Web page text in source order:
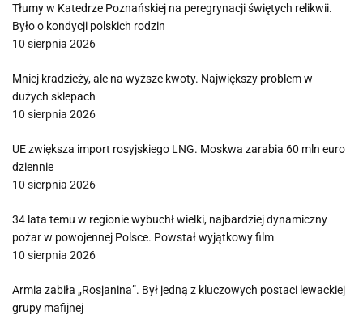
Tłumy w Katedrze Poznańskiej na peregrynacji świętych relikwii.
Było o kondycji polskich rodzin
10 sierpnia 2026
Mniej kradzieży, ale na wyższe kwoty. Największy problem w
dużych sklepach
10 sierpnia 2026
UE zwiększa import rosyjskiego LNG. Moskwa zarabia 60 mln euro
dziennie
10 sierpnia 2026
34 lata temu w regionie wybuchł wielki, najbardziej dynamiczny
pożar w powojennej Polsce. Powstał wyjątkowy film
10 sierpnia 2026
Armia zabiła „Rosjanina”. Był jedną z kluczowych postaci lewackiej
grupy mafijnej